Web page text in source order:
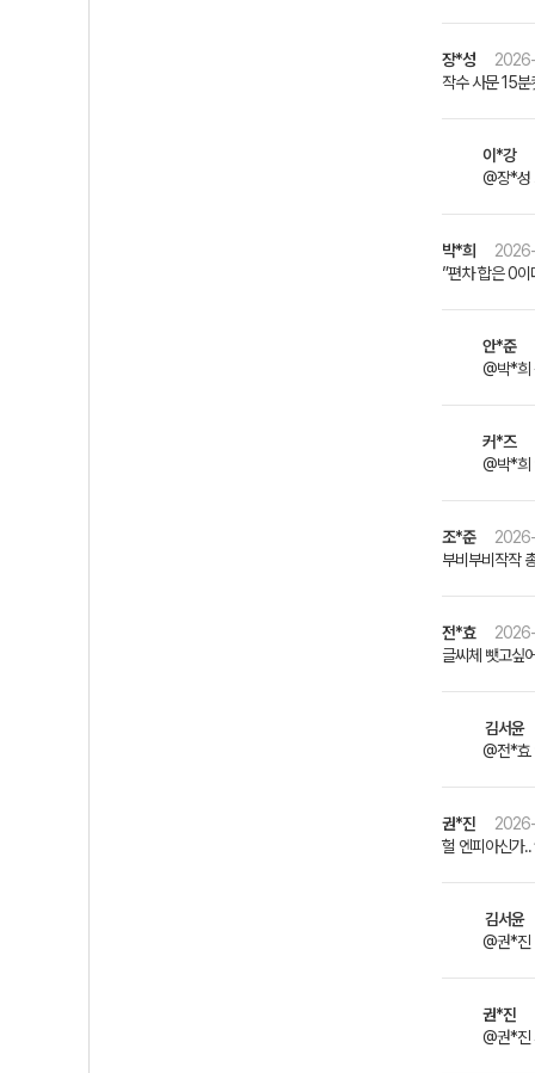
장*성
작수 사문 15
이*강
@장*성
박*희
”편차 합은 0이
안*준
@박*희
커*즈
@박*희
조*준
부비부비작작
전*효
글씨체 뺏고싶
김서윤
@전*효
권*진
헐 엔피아신가..
김서윤
@권*진
권*진
@권*진